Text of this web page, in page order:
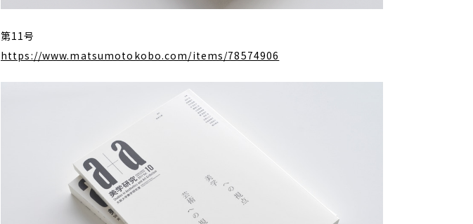
第11号
https://www.matsumotokobo.com/items/78574906